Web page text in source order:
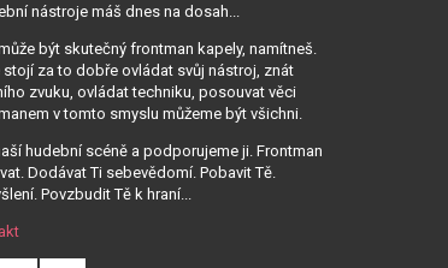
nástroje máš dnes na dosah...
být skutečný frontman kapely, namítneš.
za to dobře ovládat svůj nástroj, znát
zvuku, ovládat techniku, posouvat věci
v tomto smyslu můžeme být všichni.
hudební scéně a podporujeme ji. Frontman
Dodávat Ti sebevědomí. Pobavit Tě.
Povzbudit Tě k hraní...